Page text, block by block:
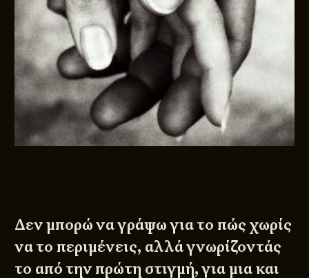
Δεν μπορώ να γράψω για το πώς χωρίς
να το περιμένεις, αλλά γνωρίζοντάς
το από την πρώτη στιγμή, για μια και